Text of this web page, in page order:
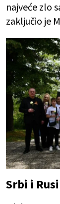
najveće zlo
zaključio je
Srbi i